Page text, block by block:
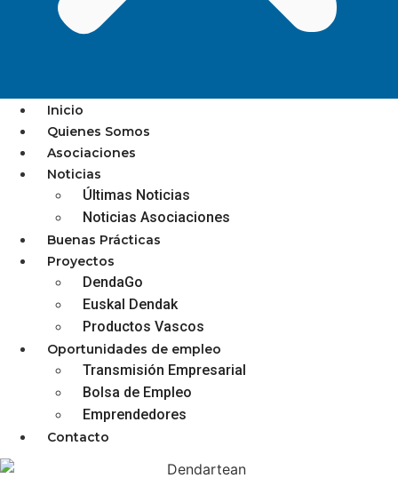
Inicio
Quienes Somos
Asociaciones
Noticias
Últimas Noticias
Noticias Asociaciones
Buenas Prácticas
Proyectos
DendaGo
Euskal Dendak
Productos Vascos
Oportunidades de empleo
Transmisión Empresarial
Bolsa de Empleo
Emprendedores
Contacto
MUGAN ABRE LAS
INSCRIPCIONES PARA
PARTICIPAR EN EL
CONCURSO DE
ESCAPARATES DE SAN
MARCIAL
diciembre 3, 2025